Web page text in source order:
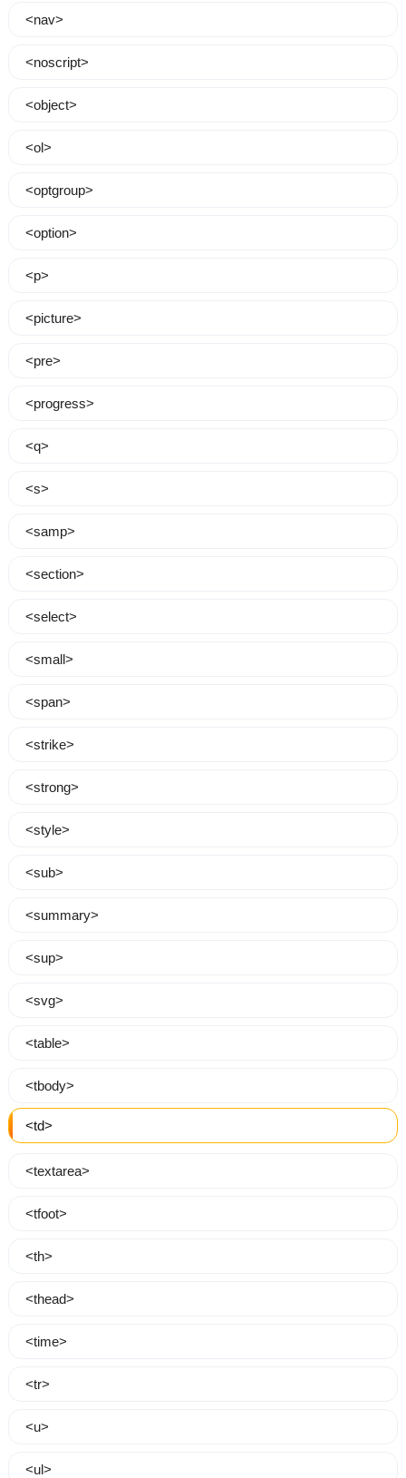
<nav>
<noscript>
<object>
<ol>
<optgroup>
<option>
<p>
<picture>
<pre>
<progress>
<q>
<s>
<samp>
<section>
<select>
<small>
<span>
<strike>
<strong>
<style>
<sub>
<summary>
<sup>
<svg>
<table>
<tbody>
<td>
<textarea>
<tfoot>
<th>
<thead>
<time>
<tr>
<u>
<ul>